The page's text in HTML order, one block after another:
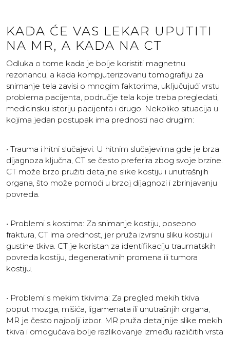
KADA ĆE VAS LEKAR UPUTITI
NA MR, A KADA NA CT
Odluka o tome kada je bolje koristiti magnetnu
rezonancu, a kada kompjuterizovanu tomografiju za
snimanje tela zavisi o mnogim faktorima, uključujući vrstu
problema pacijenta, područje tela koje treba pregledati,
medicinsku istoriju pacijenta i drugo. Nekoliko situacija u
kojima jedan postupak ima prednosti nad drugim:
• Trauma i hitni slučajevi: U hitnim slučajevima gde je brza
dijagnoza ključna, CT se često preferira zbog svoje brzine.
CT može brzo pružiti detaljne slike kostiju i unutrašnjih
organa, što može pomoći u brzoj dijagnozi i zbrinjavanju
povreda.
• Problemi s kostima: Za snimanje kostiju, posebno
fraktura, CT ima prednost, jer pruža izvrsnu sliku kostiju i
gustine tkiva. CT je koristan za identifikaciju traumatskih
povreda kostiju, degenerativnih promena ili tumora
kostiju.
• Problemi s mekim tkivima: Za pregled mekih tkiva
poput mozga, mišića, ligamenata ili unutrašnjih organa,
MR je često najbolji izbor. MR pruža detaljnije slike mekih
tkiva i omogućava bolje razlikovanje između različitih vrsta